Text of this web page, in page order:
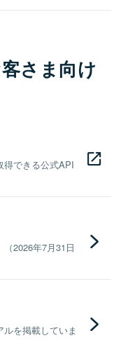
さま向け
得できる公式API
2026年7月31日
を掲載していま